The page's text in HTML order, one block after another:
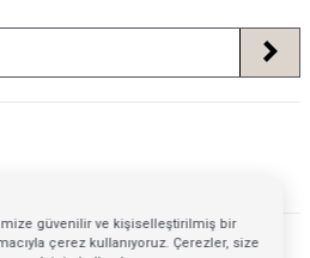
güvenilir ve kişiselleştirilmiş bir
çerez kullanıyoruz. Çerezler, size